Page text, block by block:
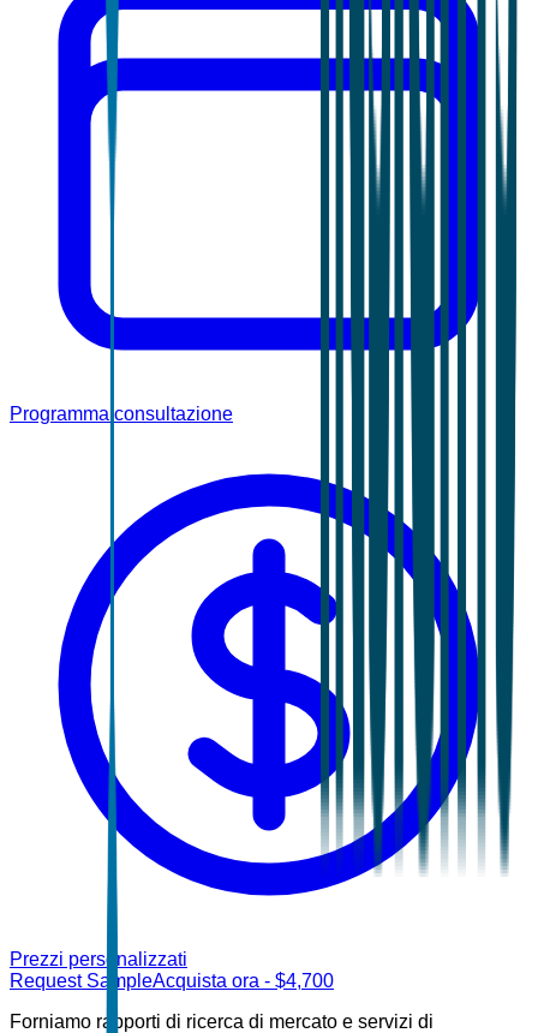
Programma consultazione
Prezzi personalizzati
Request SampleAcquista ora - $4,700
Forniamo rapporti di ricerca di mercato e servizi di